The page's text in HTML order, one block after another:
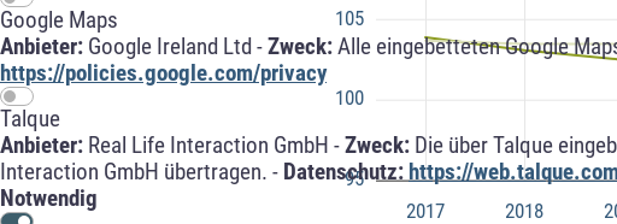
Google Maps
Anbieter: Google Ireland Ltd -Zweck:Alle eingebetteten Google
https://policies.google.com/privacy
Talque
Anbieter: Real Life Interaction GmbH -Zweck: Die über Talque
Interaction GmbH übertragen. - Datenschutz: https://
Notwendig
2017 2018
95
100
105